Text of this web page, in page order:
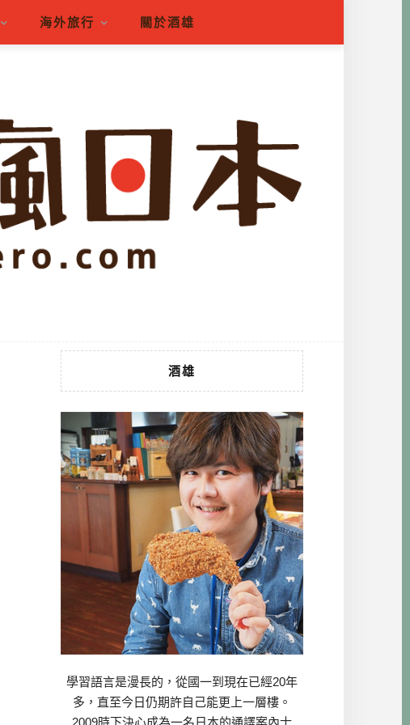
海外旅行 關於酒雄
酒雄
學習語言是漫長的，從國一到現在已經20年
多，直至今日仍期許自己能更上一層樓。
2009時下決心成為一名日本的通譯案內士